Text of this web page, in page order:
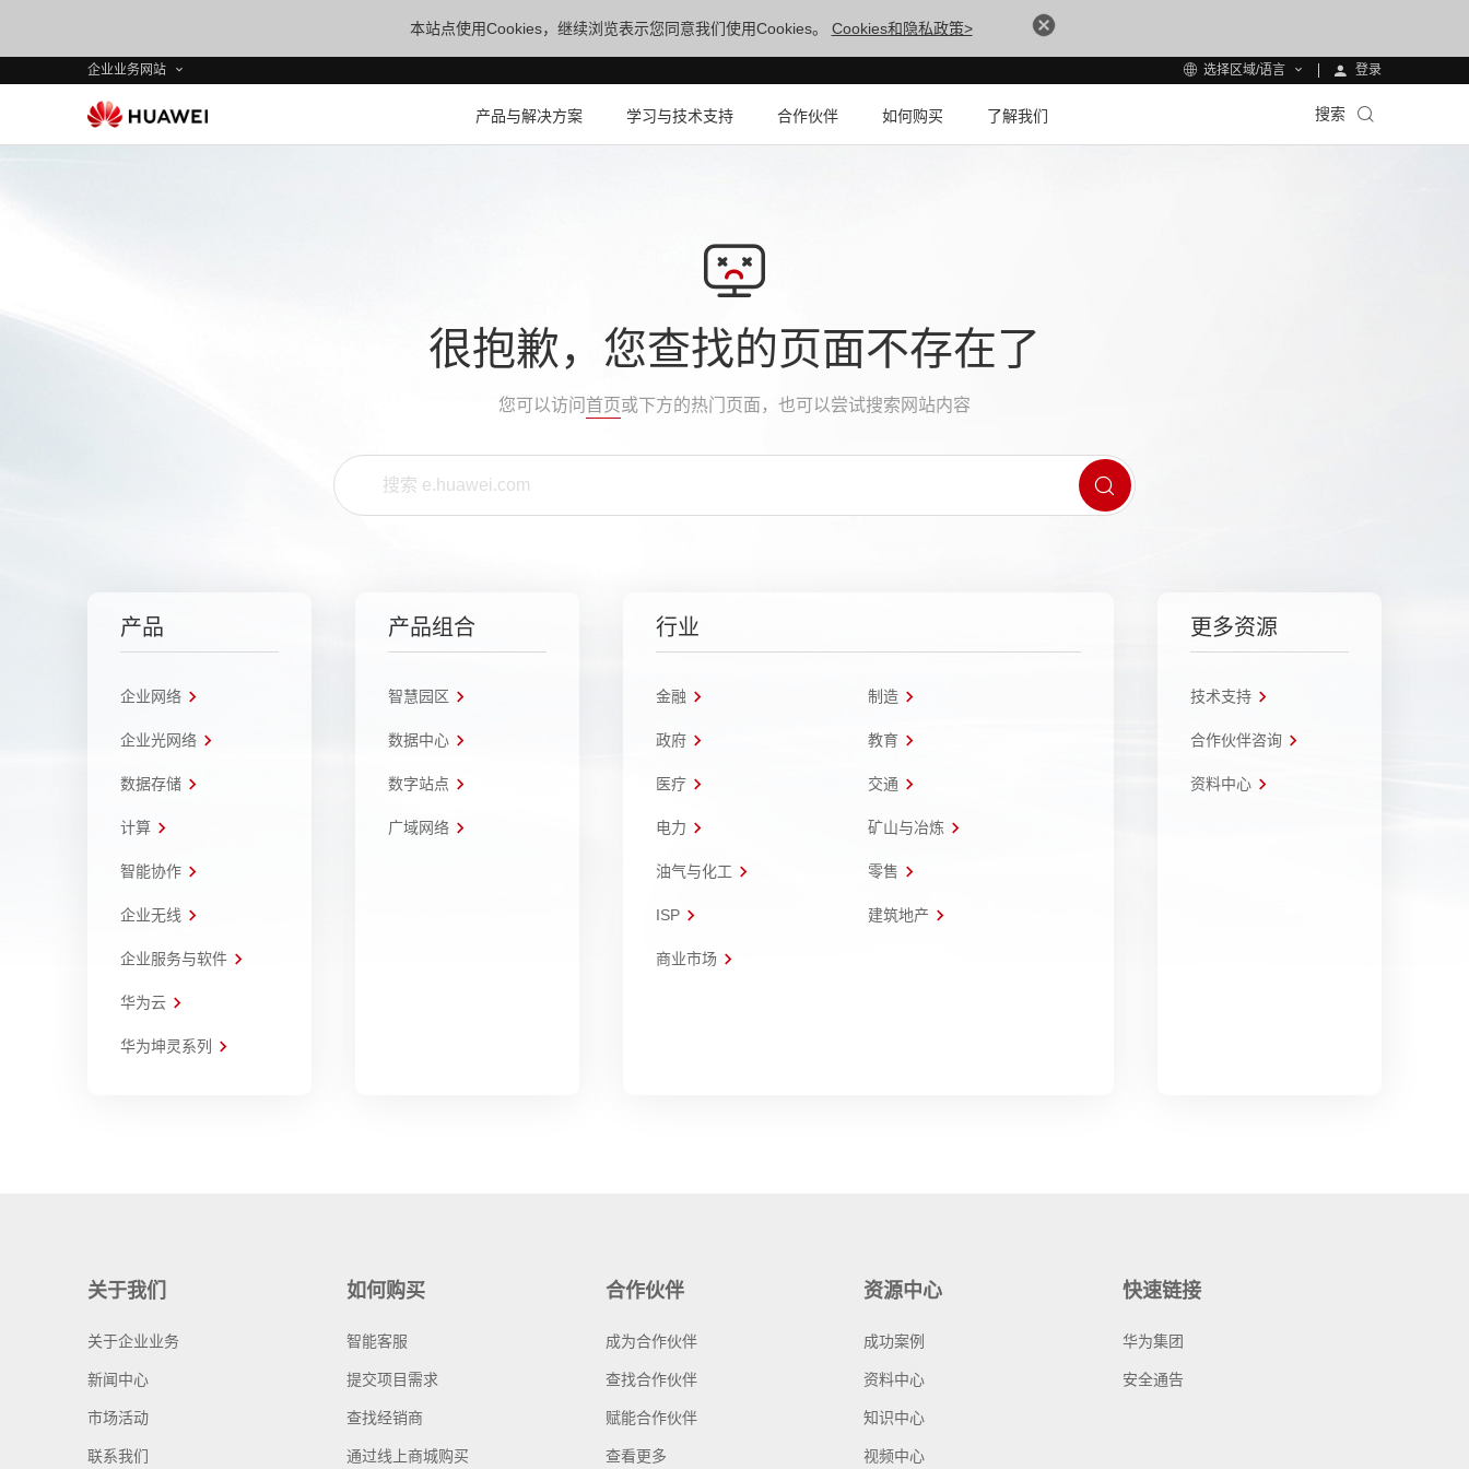
本站点使用Cookies，继续浏览表示您同意我们使用Cookies。 Cookies和隐私政策>
企业业务网站 选择区域/语言 登录
产品与解决方案 学习与技术支持 合作伙伴 如何购买 了解我们 搜索
很抱歉，您查找的页面不存在了
您可以访问 首页或下方的热门页面，也可以尝试搜索网站内容
产品
企业网络
企业光网络
数据存储
计算
智能协作
企业无线
企业服务与软件
华为云
华为坤灵系列
产品组合
智慧园区
数据中心
数字站点
广域网络
行业
金融 制造
政府 教育
医疗 交通
电力 矿山与冶炼
油气与化工 零售
ISP 建筑地产
商业市场
更多资源
技术支持
合作伙伴咨询
资料中心
关于我们
关于企业业务
新闻中心
市场活动
联系我们
如何购买
智能客服
提交项目需求
查找经销商
通过线上商城购买
合作伙伴
成为合作伙伴
查找合作伙伴
赋能合作伙伴
查看更多
资源中心
成功案例
资料中心
知识中心
视频中心
快速链接
华为集团
安全通告